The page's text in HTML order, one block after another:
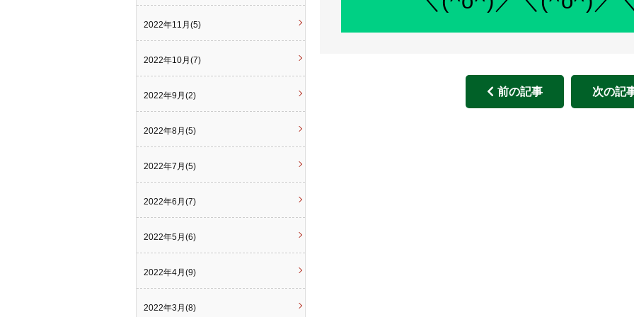
前の記事 次の記
2022年11月(5)
2022年10月(7)
2022年9月(2)
2022年8月(5)
2022年7月(5)
2022年6月(7)
2022年5月(6)
2022年4月(9)
2022年3月(8)